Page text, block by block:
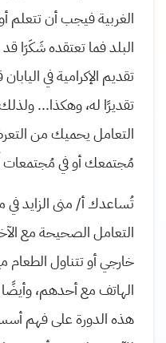
الغربية فيجب أن تتعلم
البلد فما تعتقده شَكَرَا
تقديم الإكرامية في
تقديرًا له، وهكذا...
التعامل يحميك من
مُجتمعك أو في مُجتمعات
تُساعدك أ/ منى الزايد
التعامل الصحيحة مع
خارجي أو تتناول
الهاتف مع أحدهم،
هذه الدورة على فهم أسس